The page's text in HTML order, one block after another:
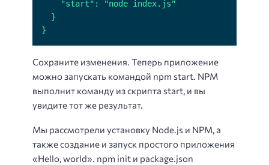
}
Сохраните изменения. Теперь приложение
можно запускать командой npm start. NPM
выполнит команду из скрипта start, и вы
увидите тот же результат.
Мы рассмотрели установку Node.js и NPM, а
также создание и запуск простого приложения
«Hello, world». npm init и package.json